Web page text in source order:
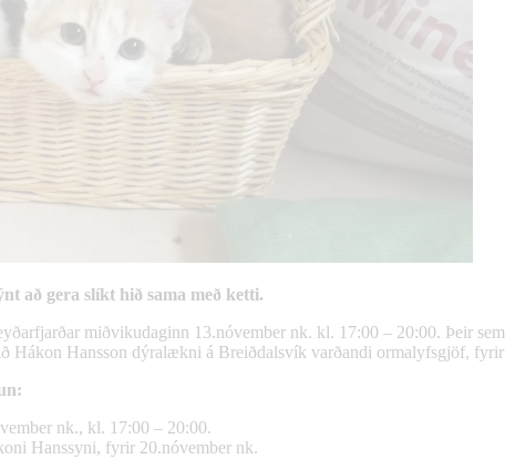
að gera slíkt hið sama með ketti.
miðvikudaginn 13.nóvember nk. kl. 17:00 – 20:00. Þeir
Hákon Hansson dýralækni á Breiðdalsvík varðandi ormalyfsgjöf,
nk., kl. 17:00 – 20:00.
Hanssyni, fyrir 20.nóvember nk.